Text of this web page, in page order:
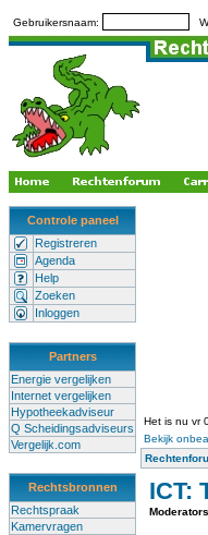
Gebruikersnaam:
Controle paneel
Registreren
Agenda
Help
Zoeken
Inloggen
Partners
Energie vergelijken
Internet vergelijken
Hypotheekadviseur
Q Scheidingsadviseurs
Vergelijk.com
Rechtsbronnen
Rechtspraak
Kamervragen
Het is nu vr
Bekijk
ICT: